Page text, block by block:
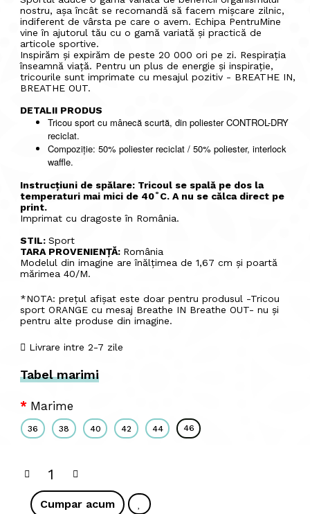
nostru, așa încât se recomandă să facem mișcare zilnic,
indiferent de vârsta pe care o avem. Echipa PentruMine
vine în ajutorul tău cu o gamă variată și practică de
articole sportive.
Inspirăm și expirăm de peste 20 000 ori pe zi. Respirația
înseamnă viață. Pentru un plus de energie și inspirație,
tricourile sunt imprimate cu mesajul pozitiv - BREATHE IN,
BREATHE OUT.
DETALII PRODUS
Tricou sport cu mânecă scurtă, din poliester CONTROL-DRY
reciclat.
Compoziție: 50% poliester reciclat / 50% poliester, interlock
waffle.
Instrucțiuni de spălare: Tricoul se spală pe dos la
temperaturi mai mici de 40˚C. A nu se călca direct pe
print.
Imprimat cu dragoste în România.
STIL: Sport
TARA PROVENIENȚĂ: România
Modelul din imagine are înălțimea de 1,67 cm și poartă
mărimea 40/M.
*NOTA: prețul afișat este doar pentru produsul -Tricou
sport ORANGE cu mesaj Breathe IN Breathe OUT- nu și
pentru alte produse din imagine.
Livrare intre 2-7 zile
Tabel marimi
Marime
36 38 40 42 44 46
Cumpar acum